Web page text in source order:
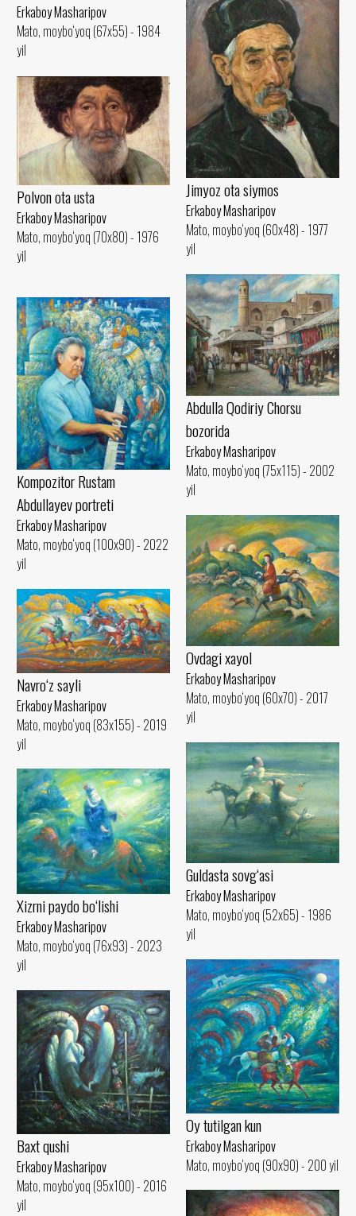
Erkaboy Masharipov
Mato, moybo‘yoq (67x55) - 1984
yil
Jimyoz ota siymos
Erkaboy Masharipov
Mato, moybo‘yoq (60x48) - 1977
yil
Polvon ota usta
Erkaboy Masharipov
Mato, moybo‘yoq (70x80) - 1976
yil
Abdulla Qodiriy Chorsu
bozorida
Erkaboy Masharipov
Mato, moybo‘yoq (75x115) - 2002
yil
Kompozitor Rustam
Abdullayev portreti
Erkaboy Masharipov
Mato, moybo‘yoq (100x90) - 2022
yil
Ovdagi xayol
Erkaboy Masharipov
Mato, moybo‘yoq (60x70) - 2017
yil
Navro‘z sayli
Erkaboy Masharipov
Mato, moybo‘yoq (83x155) - 2019
yil
Guldasta sovg‘asi
Erkaboy Masharipov
Mato, moybo‘yoq (52x65) - 1986
yil
Xizrni paydo bo‘lishi
Erkaboy Masharipov
Mato, moybo‘yoq (76x93) - 2023
yil
Oy tutilgan kun
Erkaboy Masharipov
Mato, moybo‘yoq (90x90) - 200 yil
Baxt qushi
Erkaboy Masharipov
Mato, moybo‘yoq (95x100) - 2016
yil